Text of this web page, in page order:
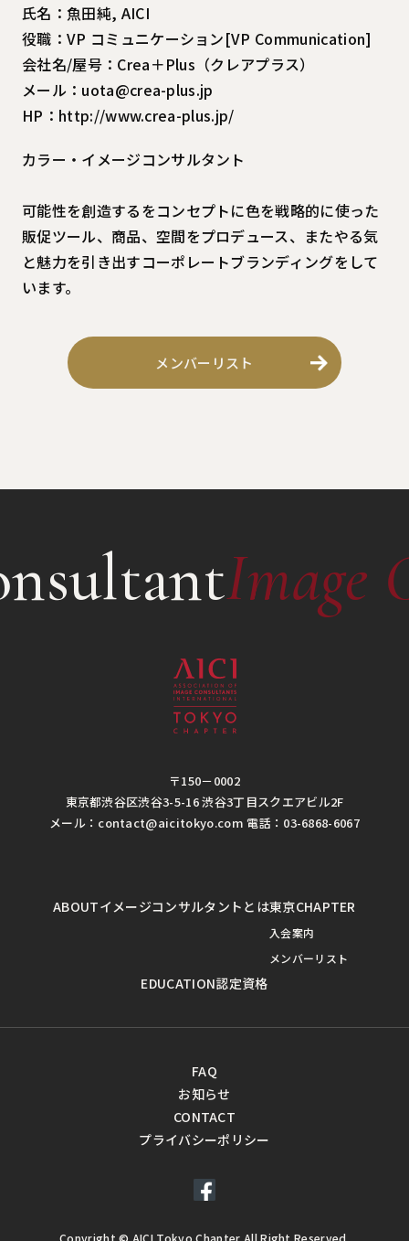
氏名：魚田純, AICI
役職：VP コミュニケーション[VP Communication]
会社名/屋号：Crea＋Plus（クレアプラス）
メール：uota@crea-plus.jp
HP：http://www.crea-plus.jp/
カラー・イメージコンサルタント
可能性を創造するをコンセプトに色を戦略的に使った
販促ツール、商品、空間をプロデュース、またやる気
と魅力を引き出すコーポレートブランディングをして
います。
メンバーリスト
Image
〒150－0002
東京都渋谷区渋谷3-5-16 渋谷3丁目スクエアビル2F
メール：contact@aicitokyo.com 電話：03-6868-6067
ABOUTイメージコンサルタントとは東京CHAPTER
入会案内
メンバーリスト
EDUCATION認定資格
FAQ
お知らせ
CONTACT
プライバシーポリシー
Copyright © AICI Tokyo Chapter,All Right Reserved.